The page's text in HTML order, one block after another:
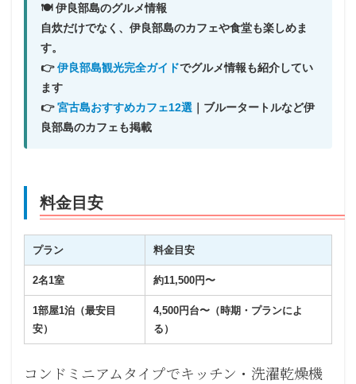
🍽️ 伊良部島のグルメ情報
自炊だけでなく、伊良部島のカフェや食堂も楽しめま
す。
👉伊良部島観光完全ガイドでグルメ情報も紹介してい
ます
👉宮古島おすすめカフェ12選｜ブルータートルなど伊
良部島のカフェも掲載
料金目安
プラン 料金目安
2名1室 約11,500円〜
1部屋1泊（最安目
安）
4,500円台〜（時期・プランによ
る）
コンドミニアムタイプでキッチン・洗濯乾燥機